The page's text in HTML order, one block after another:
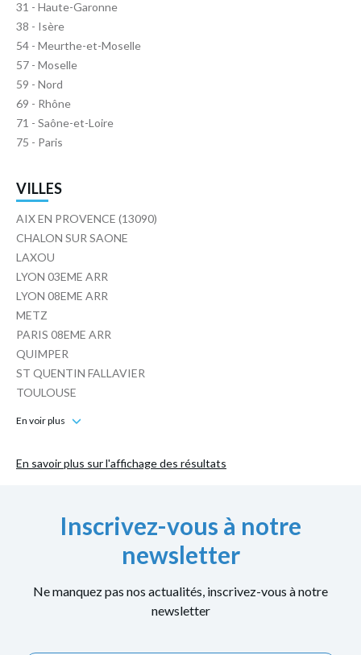
31 - Haute-Garonne
38 - Isère
54 - Meurthe-et-Moselle
57 - Moselle
59 - Nord
69 - Rhône
71 - Saône-et-Loire
75 - Paris
VILLES
AIX EN PROVENCE (13090)
CHALON SUR SAONE
LAXOU
LYON 03EME ARR
LYON 08EME ARR
METZ
PARIS 08EME ARR
QUIMPER
ST QUENTIN FALLAVIER
TOULOUSE
En voir plus
En savoir plus sur l'affichage des résultats
d’un accompagnement bienveillant et concret Pour
l’entreprise : Faciliter un départ apaisé et constructif
Renforcer la marque employeur et la responsabilité
sociale Réduire les tensions et risques sociaux liés aux
Inscrivez-vous à notre
newsletter
Ne manquez pas nos actualités, inscrivez-vous à notre
newsletter